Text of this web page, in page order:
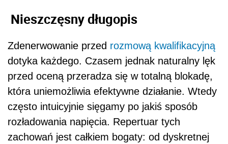
Nieszczęsny długopis
Zdenerwowanie przed rozmową kwalifikacyjną
dotyka każdego. Czasem jednak naturalny lęk
przed oceną przeradza się w totalną blokadę,
która uniemożliwia efektywne działanie. Wtedy
często intuicyjnie sięgamy po jakiś sposób
rozładowania napięcia. Repertuar tych
zachowań jest całkiem bogaty: od dyskretnej